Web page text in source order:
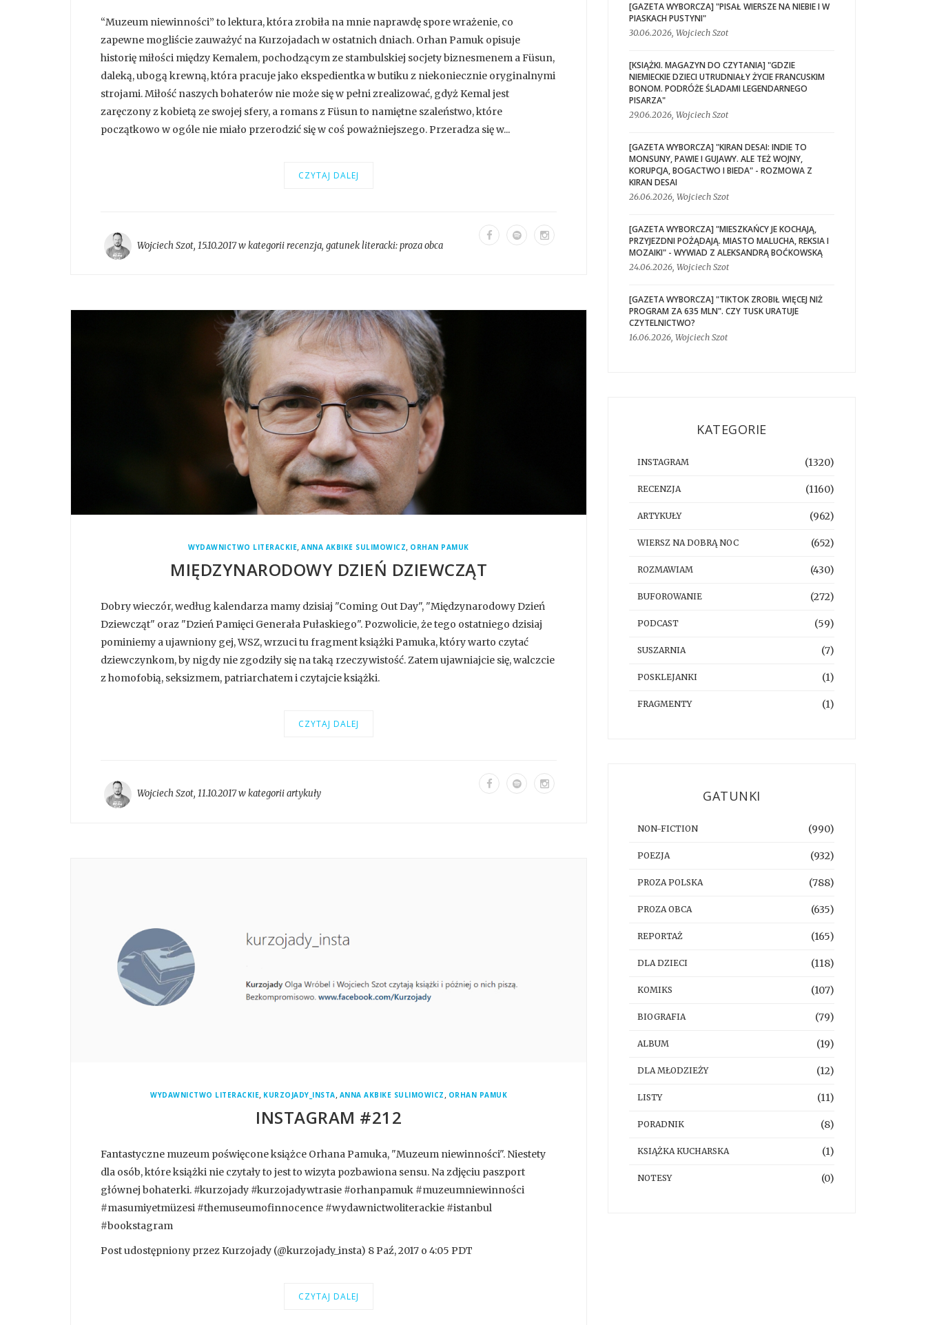
“Muzeum niewinności” to lektura, która zrobiła na mnie naprawdę spore wrażenie, co
zapewne mogliście zauważyć na Kurzojadach w ostatnich dniach. Orhan Pamuk opisuje
historię miłości między Kemalem, pochodzącym ze stambulskiej socjety biznesmenem a Füsun,
daleką, ubogą krewną, która pracuje jako ekspedientka w butiku z niekoniecznie oryginalnymi
strojami. Miłość naszych bohaterów nie może się w pełni zrealizować, gdyż Kemal jest
zaręczony z kobietą ze swojej sfery, a romans z Füsun to namiętne szaleństwo, które
początkowo w ogóle nie miało przerodzić się w coś poważniejszego. Przeradza się w...
CZYTAJ DALEJ
Wojciech Szot, 15.10.2017 w kategoriirecenzja, gatunek literacki:proza obca
WYDAWNICTWO LITERACKIE,ANNA AKBIKE SULIMOWICZ, ORHAN PAMUK
MIĘDZYNARODOWY DZIEŃ DZIEWCZĄT
Dobry wieczór, według kalendarza mamy dzisiaj "Coming Out Day", "Międzynarodowy Dzień
Dziewcząt" oraz "Dzień Pamięci Generała Pułaskiego". Pozwolicie, że tego ostatniego dzisiaj
pominiemy a ujawniony gej, WSZ, wrzuci tu fragment książki Pamuka, który warto czytać
dziewczynkom, by nigdy nie zgodziły się na taką rzeczywistość. Zatem ujawniajcie się, walczcie
z homofobią, seksizmem, patriarchatem i czytajcie książki.
CZYTAJ DALEJ
Wojciech Szot, 11.10.2017 w kategoriiartykuły
WYDAWNICTWO LITERACKIE, KURZOJADY_INSTA, ANNA AKBIKE SULIMOWICZ, ORHAN PAMUK
INSTAGRAM #212
Fantastyczne muzeum poświęcone książce Orhana Pamuka, "Muzeum niewinności". Niestety
dla osób, które książki nie czytały to jest to wizyta pozbawiona sensu. Na zdjęciu paszport
głównej bohaterki. #kurzojady #kurzojadywtrasie #orhanpamuk #muzeumniewinności
#masumiyetmüzesi #themuseumofinnocence #wydawnictwoliterackie #istanbul
#bookstagram
Post udostępniony przez Kurzojady (@kurzojady_insta) 8 Paź, 2017 o 4:05 PDT
CZYTAJ DALEJ
[GAZETA WYBORCZA] "PISAŁ WIERSZE NA NIEBIE I W
PIASKACH PUSTYNI"
30.06.2026, Wojciech Szot
[KSIĄŻKI. MAGAZYN DO CZYTANIA] "GDZIE
NIEMIECKIE DZIECI UTRUDNIAŁY ŻYCIE FRANCUSKIM
BONOM. PODRÓŻE ŚLADAMI LEGENDARNEGO
PISARZA"
29.06.2026, Wojciech Szot
[GAZETA WYBORCZA] "KIRAN DESAI: INDIE TO
MONSUNY, PAWIE I GUJAWY. ALE TEŻ WOJNY,
KORUPCJA, BOGACTWO I BIEDA" - ROZMOWA Z
KIRAN DESAI
26.06.2026, Wojciech Szot
[GAZETA WYBORCZA] "MIESZKAŃCY JE KOCHAJĄ,
PRZYJEZDNI POŻĄDAJĄ. MIASTO MALUCHA, REKSIA I
MOZAIKI" - WYWIAD Z ALEKSANDRĄ BOĆKOWSKĄ
24.06.2026, Wojciech Szot
[GAZETA WYBORCZA] "TIKTOK ZROBIŁ WIĘCEJ NIŻ
PROGRAM ZA 635 MLN". CZY TUSK URATUJE
CZYTELNICTWO?
16.06.2026, Wojciech Szot
KATEGORIE
INSTAGRAM (1320)
RECENZJA (1160)
ARTYKUŁY (962)
WIERSZ NA DOBRĄ NOC (652)
ROZMAWIAM (430)
BUFOROWANIE (272)
PODCAST (59)
SUSZARNIA (7)
POSKLEJANKI (1)
FRAGMENTY (1)
GATUNKI
NON-FICTION (990)
POEZJA (932)
PROZA POLSKA (788)
PROZA OBCA (635)
REPORTAŻ (165)
DLA DZIECI (118)
KOMIKS (107)
BIOGRAFIA (79)
ALBUM (19)
DLA MŁODZIEŻY (12)
LISTY (11)
PORADNIK (8)
KSIĄŻKA KUCHARSKA (1)
NOTESY (0)